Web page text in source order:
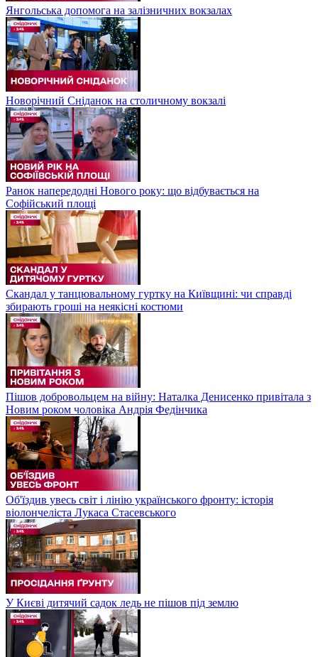
Янгольська допомога на залізничних вокзалах
Новорічний Сніданок на столичному вокзалі
Ранок напередодні Нового року: що відбувається на
Софійський площі
Скандал у танцювальному гуртку на Київщині: чи справді
збирають гроші на неякісні костюми
Пішов добровольцем на війну: Наталка Денисенко привітала з
Новим роком чоловіка Андрія Федінчика
Об'їздив увесь світ і лінію українського фронту: історія
віолончеліста Лукаса Стасевського
У Києві дитячий садок ледь не пішов під землю